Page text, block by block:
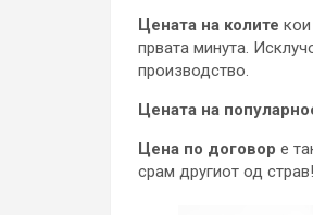
Цената на колите
првата минута.
производство.
Цената на
Цена по договор е
срам другиот од страв!